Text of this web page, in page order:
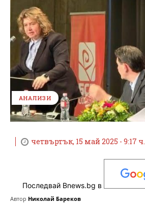
АНАЛИЗИ
четвъртък, 15 май 2025 - 9:17 ч.
Последвай Bnews.bg в
Автор Николай Бареков